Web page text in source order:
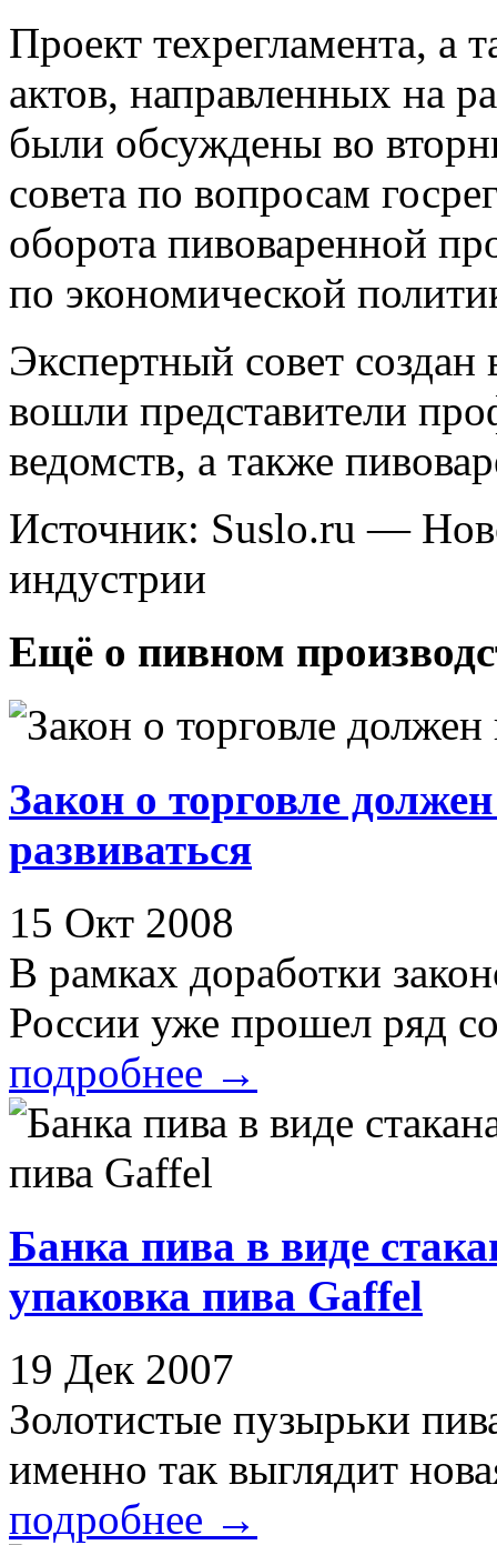
Проект техрегламента, а
актов, направленных на
были обсуждены во
совета по вопросам
оборота пивоваренной
по экономической
Экспертный совет создан
вошли представители
ведомств, а также
Источник: Suslo.ru —
индустрии
Ещё о пивном
Закон о торговле
развиваться
15 Окт 2008
В рамках доработки
России уже прошел ряд
подробнее →
Банка пива в виде
упаковка пива Gaffel
19 Дек 2007
Золотистые пузырьки
именно так выглядит
подробнее →